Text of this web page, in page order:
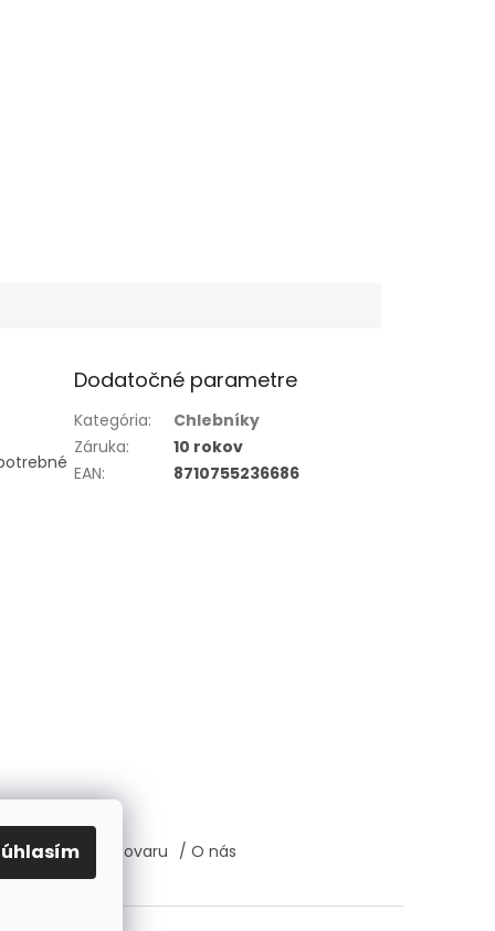
Dodatočné parametre
Kategória:
Chlebníky
Záruka:
10 rokov
EAN: 8710755236686
výmena tovaru / O nás